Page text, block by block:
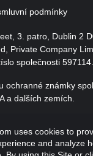
podmínky
3. patro, Dublin 2
Private Company
společnosti 597114.
ochranné známky
a dalších zemích.
uses cookies to
and analyze